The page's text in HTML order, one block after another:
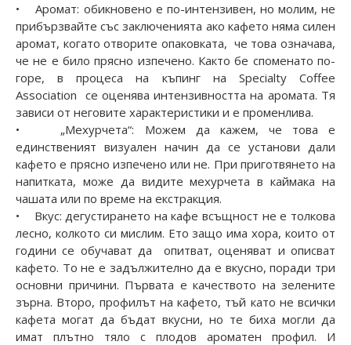
• Аромат: обикновено е по-интензивен, но молим, не
прибързвайте със заключенията ако кафето няма силен
аромат, когато отворите опаковката, че това означава,
че не е било прясно изпечено. Както бе споменато по-
горе, в процеса на къпинг на Specialty Coffee
Association се оценява интензивността на аромата. Тя
зависи от неговите характеристики и е променлива.
• „Мехурчета“: Можем да кажем, че това е
единственият визуален начин да се установи дали
кафето е прясно изпечено или не. При приготвянето на
напитката, може да видите мехурчета в каймака на
чашата или по време на екстракция.
• Вкус: дегустирането на кафе всъщност не е толкова
лесно, колкото си мислим. Ето защо има хора, които от
години се обучават да опитват, оценяват и описват
кафето. То не е задължително да е вкусно, поради три
основни причини. Първата е качеството на зелените
зърна. Второ, профилът на кафето, тъй като не всички
кафета могат да бъдат вкусни, но те биха могли да
имат плътно тяло с плодов ароматен профил. И